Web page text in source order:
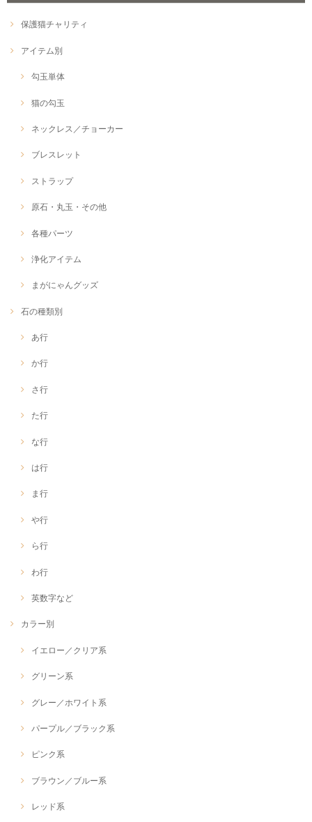
保護猫チャリティ
アイテム別
勾玉単体
猫の勾玉
ネックレス／チョーカー
ブレスレット
ストラップ
原石・丸玉・その他
各種パーツ
浄化アイテム
まがにゃんグッズ
石の種類別
あ行
か行
さ行
た行
な行
は行
ま行
や行
ら行
わ行
英数字など
カラー別
イエロー／クリア系
グリーン系
グレー／ホワイト系
パープル／ブラック系
ピンク系
ブラウン／ブルー系
レッド系